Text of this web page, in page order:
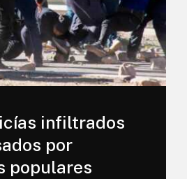
infiltrados
por
populares